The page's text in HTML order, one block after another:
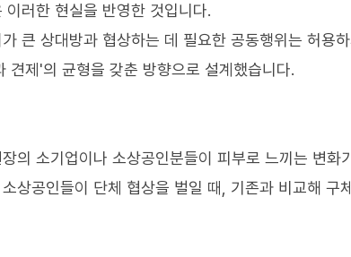
이러한 현실을 반영한 것입니다.
큰 상대방과 협상하는 데 필요한 공동행위는 허용
견제'의 균형을 갖춘 방향으로 설계했습니다.
의 소기업이나 소상공인분들이 피부로 느끼는 변화
상공인들이 단체 협상을 벌일 때, 기존과 비교해 구